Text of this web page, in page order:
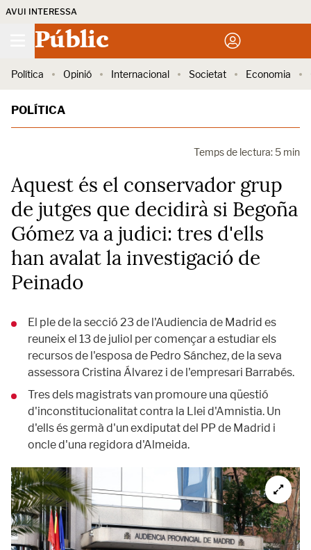
AVUI INTERESSA
Públic
Política Opinió Internacional Societat Economia
POLÍTICA
Temps de lectura: 5 min
Aquest és el conservador grup
de jutges que decidirà si Begoña
Gómez va a judici: tres d'ells
han avalat la investigació de
Peinado
El ple de la secció 23 de l'Audiencia de Madrid es
reuneix el 13 de juliol per començar a estudiar els
recursos de l'esposa de Pedro Sánchez, de la seva
assessora Cristina Álvarez i de l'empresari Barrabés.
Tres dels magistrats van promoure una qüestió
d'inconstitucionalitat contra la Llei d'Amnistia. Un
d'ells és germà d'un exdiputat del PP de Madrid i
oncle d'una regidora d'Almeida.